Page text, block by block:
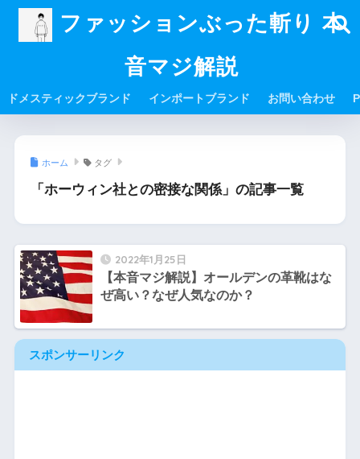
ファッションぶった斬り 本
音マジ解説
ドメスティックブランド インポートブランド お問い合わせ
ホーム タグ
「ホーウィン社との密接な関係」の記事一覧
2022年1月25日
【本音マジ解説】オールデンの革靴はな
ぜ高い？なぜ人気なのか？
スポンサーリンク